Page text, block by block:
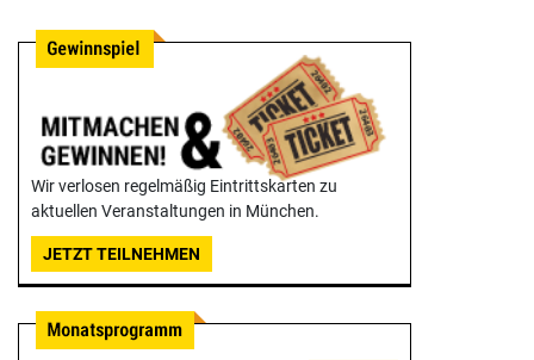
Wir verlosen regelmäßig Eintrittskarten zu
aktuellen Veranstaltungen in München.
JETZT TEILNEHMEN